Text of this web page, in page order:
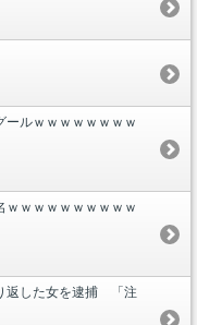
ールｗｗｗｗｗｗｗｗ
ｗｗｗｗｗｗｗｗｗｗ
返した女を逮捕 「注